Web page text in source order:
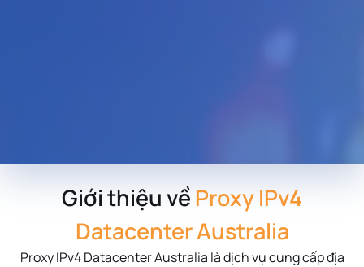
Giới thiệu về Proxy IPv4
Datacenter Australia
Proxy IPv4 Datacenter Australia là dịch vụ cung cấp địa